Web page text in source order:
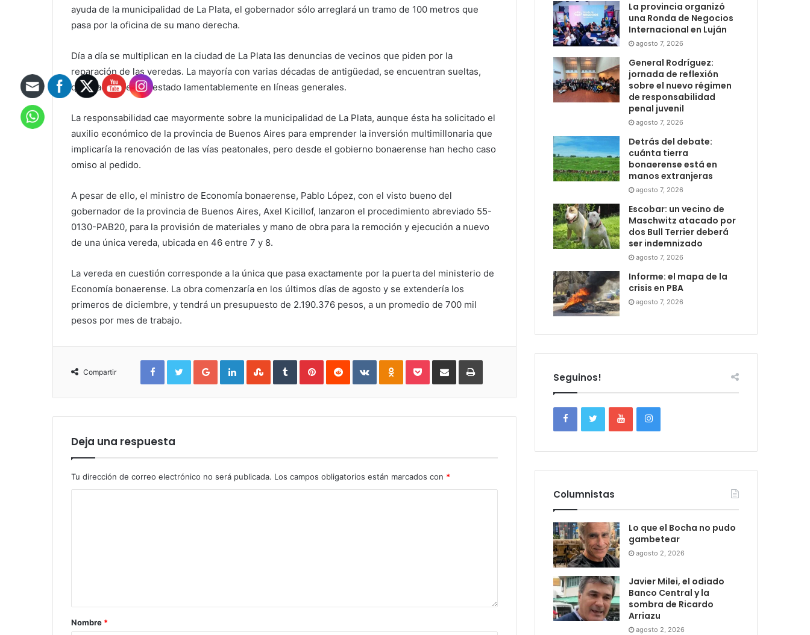
ayuda de la municipalidad de La Plata, el gobernador sólo arreglará un tramo de 100 metros que
pasa por la oficina de su mano derecha.
Día a día se multiplican en la ciudad de La Plata las denuncias de vecinos que piden por la
reparación de las veredas. La mayoría con varias décadas de antigüedad, se encuentran sueltas,
quebradas y en un estado lamentablemente en líneas generales.
La responsabilidad cae mayormente sobre la municipalidad de La Plata, aunque ésta ha solicitado el
auxilio económico de la provincia de Buenos Aires para emprender la inversión multimillonaria que
implicaría la renovación de las vías peatonales, pero desde el gobierno bonaerense han hecho caso
omiso al pedido.
A pesar de ello, el ministro de Economía bonaerense, Pablo López, con el visto bueno del
gobernador de la provincia de Buenos Aires, Axel Kicillof, lanzaron el procedimiento abreviado 55-
0130-PAB20, para la provisión de materiales y mano de obra para la remoción y ejecución a nuevo
de una única vereda, ubicada en 46 entre 7 y 8.
La vereda en cuestión corresponde a la única que pasa exactamente por la puerta del ministerio de
Economía bonaerense. La obra comenzaría en los últimos días de agosto y se extendería los
primeros de diciembre, y tendrá un presupuesto de 2.190.376 pesos, a un promedio de 700 mil
pesos por mes de trabajo.
Compartir
FacebookTwitterGoogle+LinkedInStumbleUpon
TumblrPinterestReddit VKontakteOdnoklassniki
PocketShare
Email
Print
Deja una respuesta
Tu dirección de correo electrónico no será publicada. Los campos obligatorios están marcados con *
Nombre *
La provincia organizó
una Ronda de Negocios
Internacional en Luján
agosto 7, 2026
General Rodríguez:
jornada de reflexión
sobre el nuevo régimen
de responsabilidad
penal juvenil
agosto 7, 2026
Detrás del debate:
cuánta tierra
bonaerense está en
manos extranjeras
agosto 7, 2026
Escobar: un vecino de
Maschwitz atacado por
dos Bull Terrier deberá
ser indemnizado
agosto 7, 2026
Informe: el mapa de la
crisis en PBA
agosto 7, 2026
Seguinos!
Columnistas
Lo que el Bocha no pudo
gambetear
agosto 2, 2026
Javier Milei, el odiado
Banco Central y la
sombra de Ricardo
Arriazu
agosto 2, 2026